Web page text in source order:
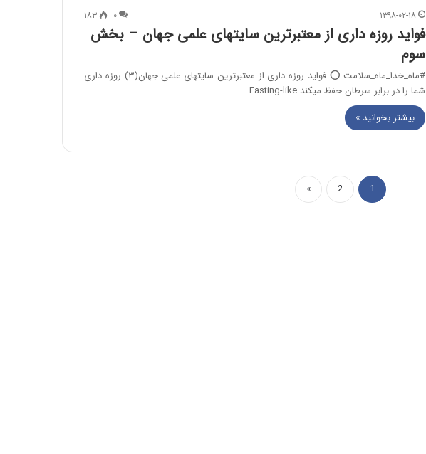
۱۳۹۸-۰۲-۱۸ ۰ ۱۸۳
فواید روزه داری از معتبرترین سایتهای علمی جهان – بخش
سوم
#ماه_خدا_ماه_سلامت ⭕ فواید روزه داری از معتبرترین سایتهای علمی جهان(۳) روزه داری
شما را در برابر سرطان حفظ میکند Fasting-like…
بیشتر بخوانید »
1
2
»